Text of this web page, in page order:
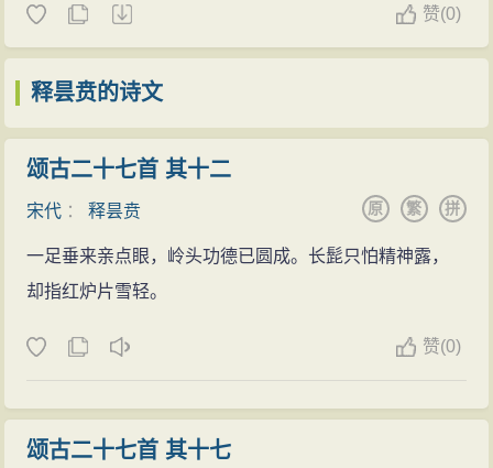
禅师法嗣。《嘉泰普灯录》卷一七、
赞(0)
释昙贲的诗文
颂古二十七首 其十二
宋代 ：释昙贲 拼
繁
原
一足垂来亲点眼，岭头功德已圆成。长髭只怕精神露，
却指红炉片雪轻。
赞(0)
颂古二十七首 其十七